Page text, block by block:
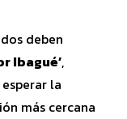
deben
Ibagué’,
la
más cercana